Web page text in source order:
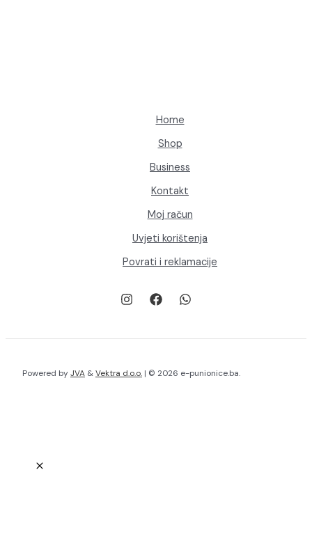
Home
Shop
Business
Kontakt
Moj račun
Uvjeti korištenja
Povrati i reklamacije
Powered byJVA &Vektra d.o.o. | © 2026 e-punionice.ba.